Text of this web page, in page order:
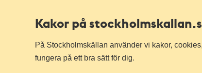
Kakor på stockholmskallan
På Stockholmskällan använder vi kakor,
fungera på ett bra sätt för dig.